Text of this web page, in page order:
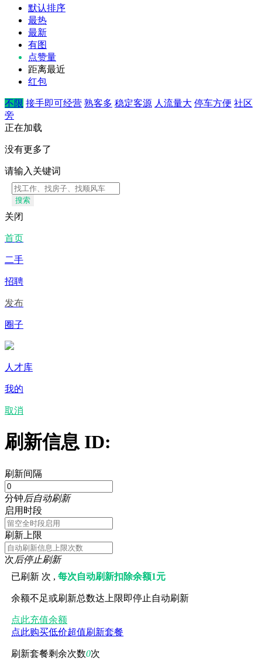
默认排序
最热
最新
有图
点赞量
距离最近
红包
不限 接手即可经营 熟客多 稳定客源 人流量大 停车方便 社区
旁
正在加载
没有更多了
请输入关键词
搜索
关闭
首页
二手
招聘
发布
圈子
人才库
我的
取消
刷新信息 ID:
刷新间隔
分钟后自动刷新
启用时段
刷新上限
次后停止刷新
已刷新 次 ,每次自动刷新扣除余额1元
余额不足或刷新总数达上限即停止自动刷新
点此充值余额
点此购买低价超值刷新套餐
刷新套餐剩余次数0次